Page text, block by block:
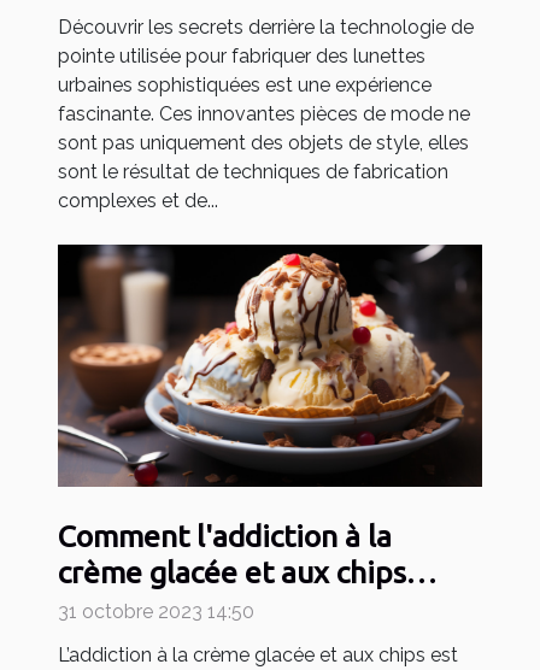
Découvrir les secrets derrière la technologie de
pointe utilisée pour fabriquer des lunettes
urbaines sophistiquées est une expérience
fascinante. Ces innovantes pièces de mode ne
sont pas uniquement des objets de style, elles
sont le résultat de techniques de fabrication
complexes et de...
Comment l'addiction à la
crème glacée et aux chips
affecte notre santé
31 octobre 2023 14:50
L’addiction à la crème glacée et aux chips est